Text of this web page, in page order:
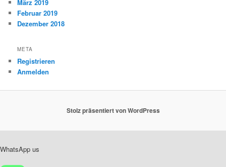
März 2019
Februar 2019
Dezember 2018
META
Registrieren
Anmelden
Stolz präsentiert von WordPress
WhatsApp us